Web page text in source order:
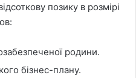
позику в розмірі
родини.
бізнес-плану.